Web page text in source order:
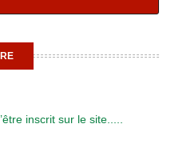
inscrit sur le site.....